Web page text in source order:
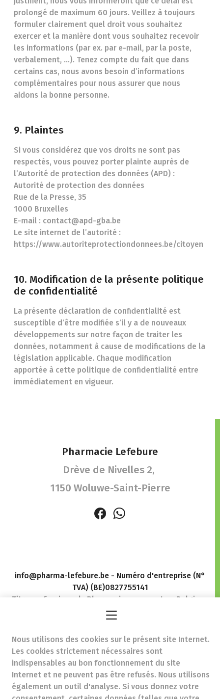
prolongé de maximum 60 jours. Veillez à toujours
formuler clairement quel droit vous souhaitez
exercer et la manière dont vous souhaitez recevoir
les informations (par ex. par e-mail, par la poste,
verbalement, ...). Tenez compte du fait que dans
certains cas, nous avons besoin d’informations
complémentaires pour nous assurer que nous
aidons la bonne personne.
9. Plaintes
Si vous considérez que vos droits ne sont pas
respectés, vous pouvez porter plainte auprès de
l’Autorité de protection des données (APD) :
Autorité de protection des données
Rue de la Presse, 35
1000 Bruxelles
E-mail : contact@apd-gba.be
Le site internet de l’autorité :
https://www.autoriteprotectiondonnees.be/citoyen
10. Modification de la présente politique
de confidentialité
La présente déclaration de confidentialité est
susceptible d’être modifiée s’il y a de nouveaux
développements sur notre façon de traiter les
données, notamment à cause de modifications de la
législation applicable. Chaque modification
apportée à cette politique de confidentialité entre
immédiatement en vigueur.
Pharmacie Lefebure
Drève de Nivelles 2,
1150 Woluwe-Saint-Pierre
info@pharma-lefebure.be - Numéro d'entreprise (N°
TVA) (BE)0827755141
Titre professionnel :
Pharmacien exerçant en Belgique
Association professionnelle :
Association Pharmaceutique
Belge n°d’autorisation auprès de l’AFMPS 214210
Soumis à l'Ordre des Pharmaciens, 02/537.42.67, Av. Henri
Jaspar 94 1060 Brussel
Déontologie : Code de déontologie pharmaceutique
Tarifs soins remboursables
Nous utilisons des cookies sur le présent site Internet.
Les cookies strictement nécessaires sont
indispensables au bon fonctionnement du site
Internet et ne peuvent pas être refusés. Nous utilisons
également un outil d'analyse. Si vous donnez votre